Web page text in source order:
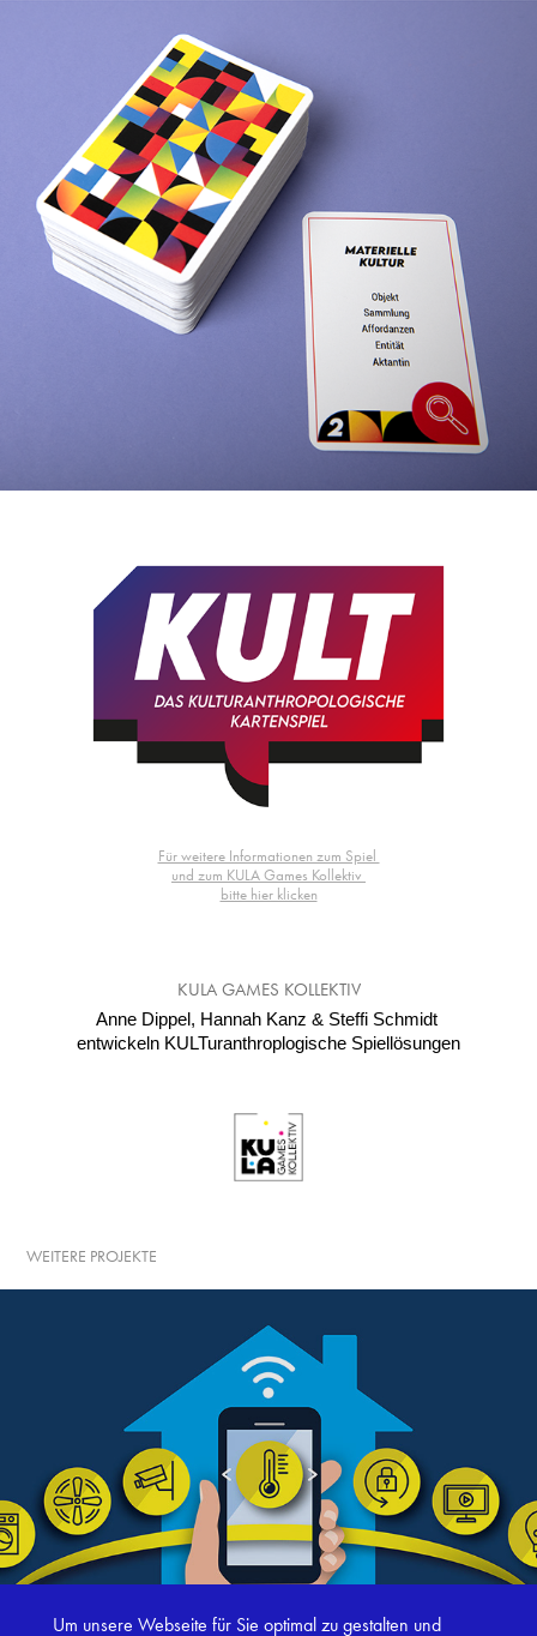
Für weitere Informationen zum Spiel
und zum KULA Games Kollektiv
bitte hier klicken
KULA GAMES KOLLEKTIV
Anne Dippel, Hannah Kanz & Steffi Schmidt
entwickeln KULTuranthroplogische Spiellösungen
WEITERE PROJEKTE
Um unsere Webseite für Sie optimal zu gestalten und